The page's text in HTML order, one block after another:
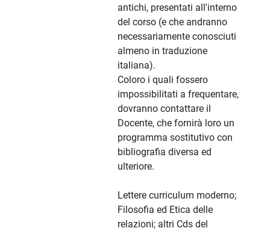
antichi, presentati all'interno
del corso (e che andranno
necessariamente conosciuti
almeno in traduzione
italiana).
Coloro i quali fossero
impossibilitati a frequentare,
dovranno contattare il
Docente, che fornirà loro un
programma sostitutivo con
bibliografia diversa ed
ulteriore.
Lettere curriculum moderno;
Filosofia ed Etica delle
relazioni; altri Cds del